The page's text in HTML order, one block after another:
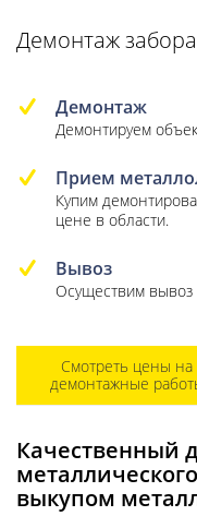
Демонтаж
Демонтаж
Демонтируем
Прием
Купим
цене в области.
Вывоз
Осуществим вывоз
Смотреть цены на
демонтажные
Качественный
выкупом